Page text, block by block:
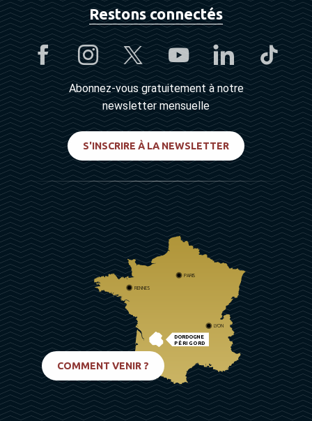
Restons connectés
Abonnez-vous gratuitement à notre
newsletter mensuelle
S'INSCRIRE À LA NEWSLETTER
DORDOGNE
PÉRIGORD
PARIS
RENNES
LYON
COMMENT VENIR ?